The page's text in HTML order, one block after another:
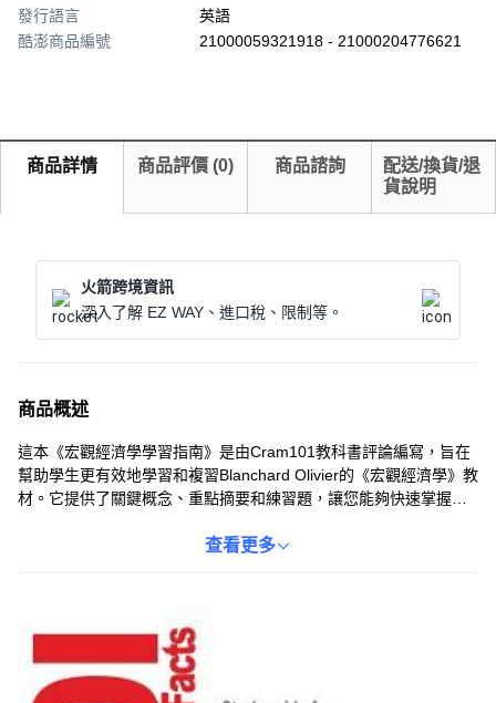
發行語言
英語
酷澎商品編號
21000059321918 - 21000204776621
商品詳情 商品評價 (0) 商品諮詢
配送/換貨/退
貨說明
火箭跨境資訊
深入了解 EZ WAY、進口稅、限制等。
商品概述
這本《宏觀經濟學學習指南》是由Cram101教科書評論編寫，旨在
幫助學生更有效地學習和複習Blanchard Olivier的《宏觀經濟學》教
材。它提供了關鍵概念、重點摘要和練習題，讓您能夠快速掌握總
解，這本學習指南都是您的理想選擇。透過清晰的解釋和有條理的
查看更多